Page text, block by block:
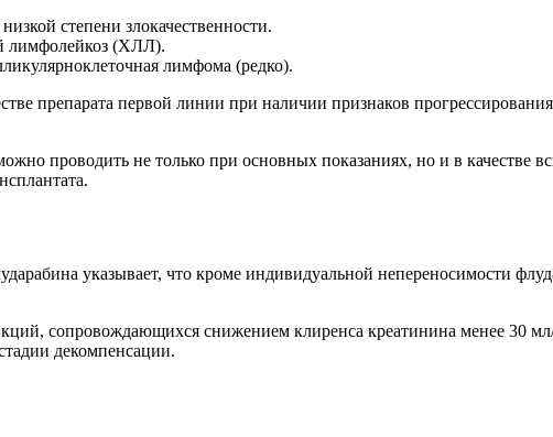
степени злокачественности.
лимфолейкоз (ХЛЛ).
лимфома (редко).
препарата первой линии при наличии признаков
проводить не только при основных показаниях, но и в качестве
указывает, что кроме индивидуальной непереносимости
сопровождающихся снижением клиренса креатинина менее 30
декомпенсации.